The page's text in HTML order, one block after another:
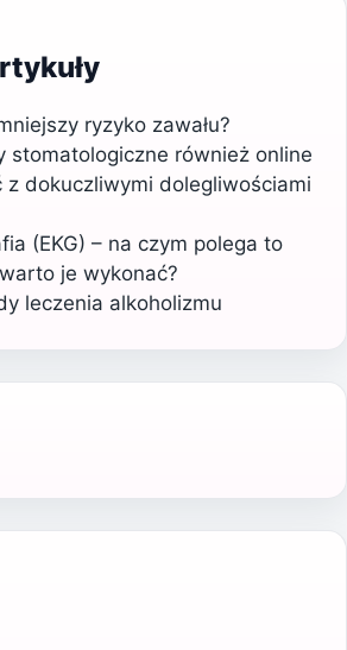
ryzyko zawału?
stomatologiczne również online
z dokuczliwymi dolegliwościami
(EKG) – na czym polega to
je wykonać?
leczenia alkoholizmu